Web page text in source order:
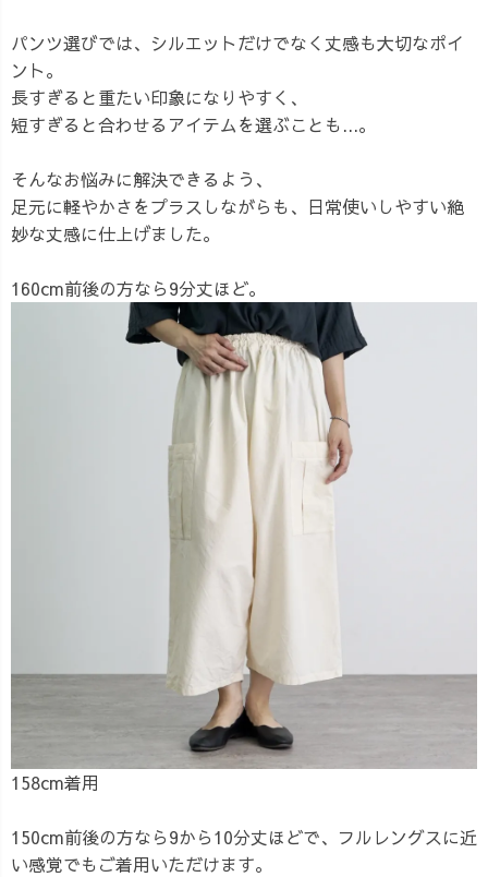
パンツ選びでは、シルエットだけでなく丈感も大切なポイ
ント。
長すぎると重たい印象になりやすく、
短すぎると合わせるアイテムを選ぶことも...。
そんなお悩みに解決できるよう、
足元に軽やかさをプラスしながらも、日常使いしやすい絶
妙な丈感に仕上げました。
160cm前後の方なら9分丈ほど。
158cm着用
150cm前後の方なら9から10分丈ほどで、フルレングスに近
い感覚でもご着用いただけます。